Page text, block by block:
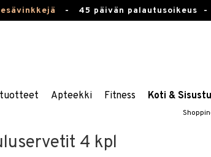
- 45 päivän palautusoikeus -
Apteekki Fitness Koti &
4 kpl